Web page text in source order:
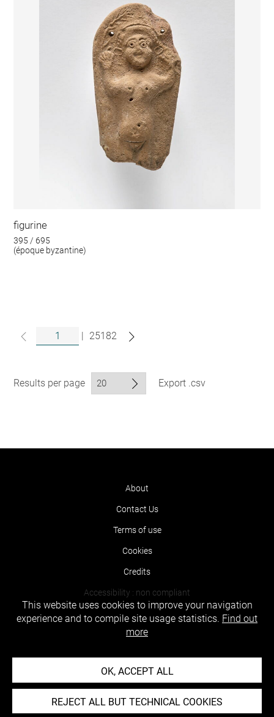
figurine
395 / 695
(époque byzantine)
| 25182
Results per page Export .csv
About
Contact Us
Terms of use
Cookies
Credits
Accessibility : non compliant
This website uses cookies to improve your navigation
experience and to compile site usage statistics. Find out
more
OK, ACCEPT ALL
REJECT ALL BUT TECHNICAL COOKIES